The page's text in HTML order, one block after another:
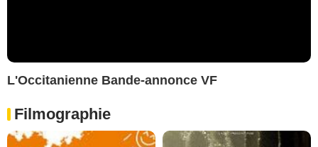
L'Occitanienne Bande-annonce VF
Filmographie